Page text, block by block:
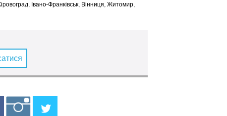
Івано-Франківськ, Вінниця, Житомир,